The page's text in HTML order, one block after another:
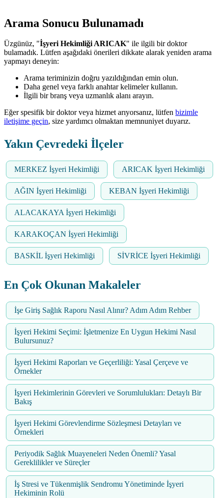
Arama Sonucu Bulunamadı
Üzgünüz, "İşyeri Hekimliği ARICAK" ile ilgili bir doktor
bulamadık. Lütfen aşağıdaki önerileri dikkate alarak yeniden arama
yapmayı deneyin:
Arama teriminizin doğru yazıldığından emin olun.
Daha genel veya farklı anahtar kelimeler kullanın.
İlgili bir branş veya uzmanlık alanı arayın.
Eğer spesifik bir doktor veya hizmet arıyorsanız, lütfen bizimle
iletişime geçin, size yardımcı olmaktan memnuniyet duyarız.
Yakın Çevredeki İlçeler
MERKEZ İşyeri Hekimliği ARICAK İşyeri Hekimliği
AĞIN İşyeri Hekimliği KEBAN İşyeri Hekimliği
ALACAKAYA İşyeri Hekimliği
KARAKOÇAN İşyeri Hekimliği
BASKİL İşyeri Hekimliği SİVRİCE İşyeri Hekimliği
En Çok Okunan Makaleler
İşe Giriş Sağlık Raporu Nasıl Alınır? Adım Adım Rehber
İşyeri Hekimi Seçimi: İşletmenize En Uygun Hekimi Nasıl
Bulursunuz?
İşyeri Hekimi Raporları ve Geçerliliği: Yasal Çerçeve ve
Örnekler
İşyeri Hekimlerinin Görevleri ve Sorumlulukları: Detaylı Bir
Bakış
İşyeri Hekimi Görevlendirme Sözleşmesi Detayları ve
Örnekleri
Periyodik Sağlık Muayeneleri Neden Önemli? Yasal
Gereklilikler ve Süreçler
İş Stresi ve Tükenmişlik Sendromu Yönetiminde İşyeri
Hekiminin Rolü